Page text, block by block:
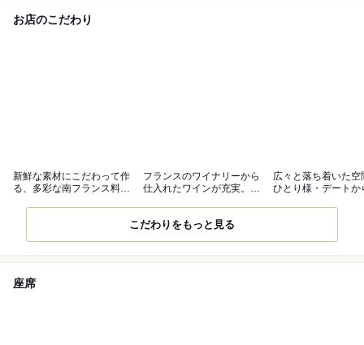
お店のこだわり
新鮮な素材にこだわって作
る、多彩な南フランス料理
フランスのワイナリーから
仕入れたワインが充実。ペ
広々と落ち着いた
ひとり様・デートか
こだわりをもっと見る
座席